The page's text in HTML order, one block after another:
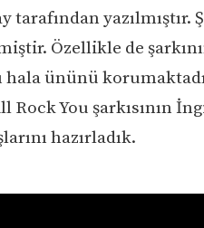
yazılmıştır.
Özellikle de
hala ününü
You şarkısının
hazırladık.